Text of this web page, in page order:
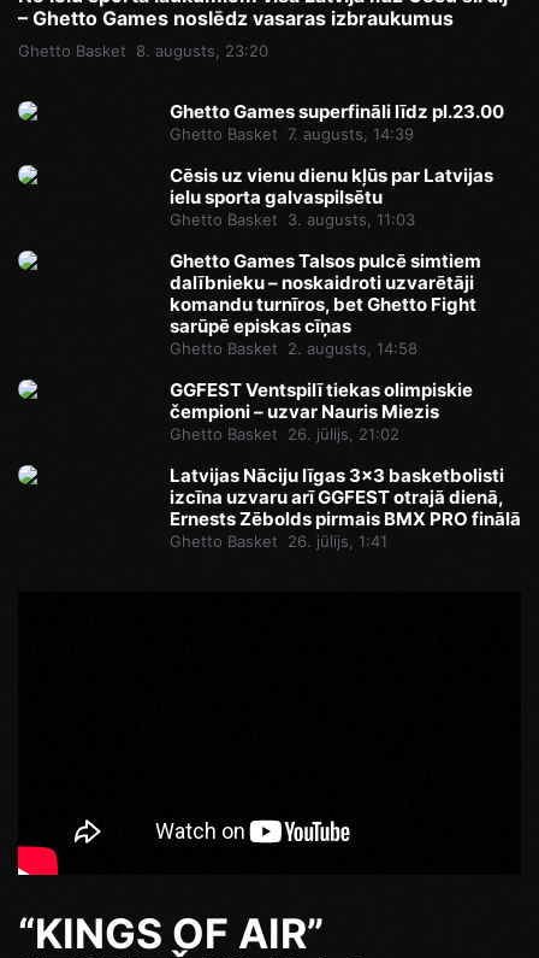
– Ghetto Games noslēdz vasaras izbraukumus
Ghetto Basket 8. augusts, 23:20
Ghetto Games superfināli līdz pl.23.00
Ghetto Basket 7. augusts, 14:39
Cēsis uz vienu dienu kļūs par Latvijas
ielu sporta galvaspilsētu
Ghetto Basket 3. augusts, 11:03
Ghetto Games Talsos pulcē simtiem
dalībnieku – noskaidroti uzvarētāji
komandu turnīros, bet Ghetto Fight
sarūpē episkas cīņas
Ghetto Basket 2. augusts, 14:58
GGFEST Ventspilī tiekas olimpiskie
čempioni – uzvar Nauris Miezis
Ghetto Basket 26. jūlijs, 21:02
Latvijas Nāciju līgas 3x3 basketbolisti
izcīna uzvaru arī GGFEST otrajā dienā,
Ernests Zēbolds pirmais BMX PRO finālā
Ghetto Basket 26. jūlijs, 1:41
“KINGS OF AIR”